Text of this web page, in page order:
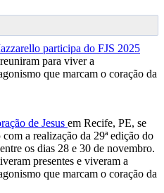
para viver a
que marcam o coração da
de Jesus em Recife, PE, se
a realização da 29ª edição do
os dias 28 e 30 de novembro.
presentes e viveram a
que marcam o coração da